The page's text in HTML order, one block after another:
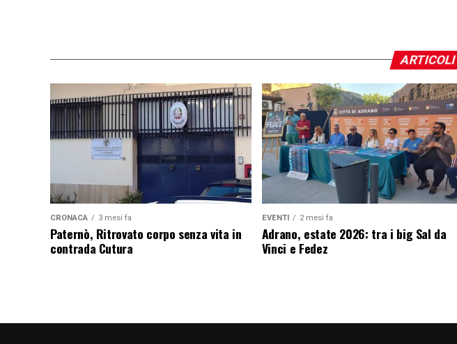
CRONACA 3 mesi fa
Paternò, Ritrovato corpo senza vita in
contrada Cutura
EVENTI 2 mesi fa
Adrano, estate 2026: tra i big Sal da
Vinci e Fedez